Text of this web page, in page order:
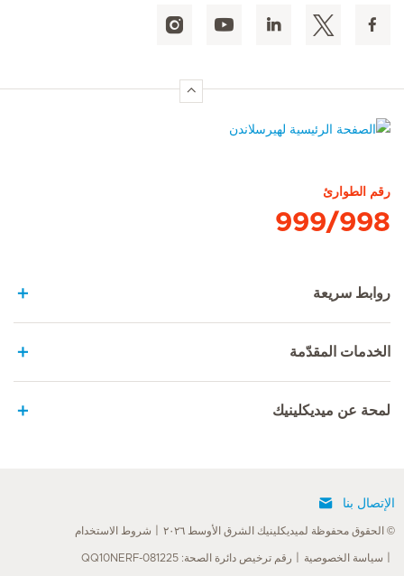
رقم الطوارئ
999/998
روابط سريعة
الخدمات المقدّمة
لمحة عن ميديكلينيك
الإتصال بنا
© الحقوق محفوظة لميديكلينيك الشرق الأوسط ٢٠٢٦ شروط الاستخدام
سياسة الخصوصية رقم ترخيص دائرة الصحة: QQ10NERF-081225